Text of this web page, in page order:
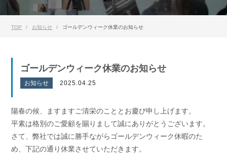
TOP お知らせ ゴールデンウィーク休業のお知らせ
ゴールデンウィーク休業のお知らせ
お知らせ 2025.04.25
陽春の候、ますますご清栄のこととお慶び申し上げます。
平素は格別のご愛顧を賜りまして誠にありがとうございます。
さて、弊社では誠に勝手ながらゴールデンウィーク休暇のた
め、下記の通り休業させていただきます。